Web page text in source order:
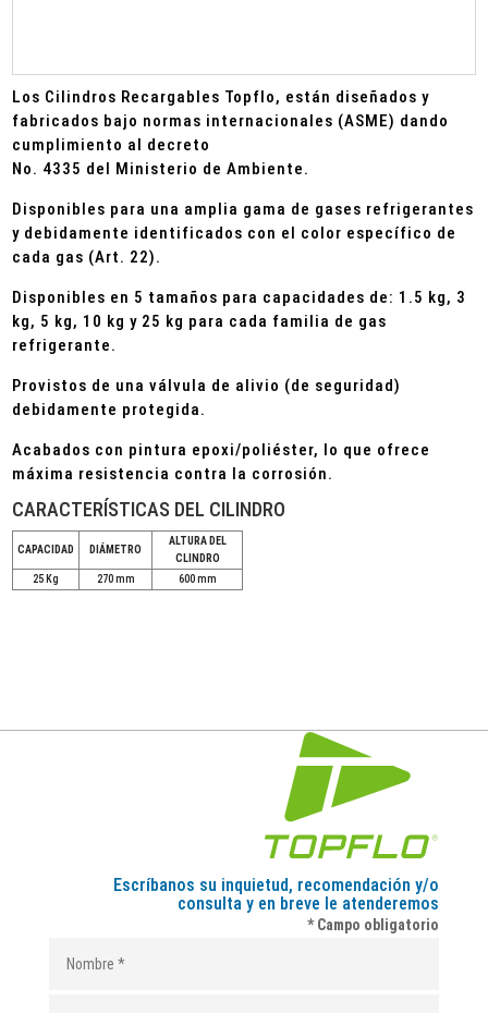
Los Cilindros Recargables Topflo, están diseñados y
fabricados bajo normas internacionales (ASME) dando
cumplimiento al decreto
No. 4335 del Ministerio de Ambiente.
Disponibles para una amplia gama de gases refrigerantes
y debidamente identificados con el color específico de
cada gas (Art. 22).
Disponibles en 5 tamaños para capacidades de: 1.5 kg, 3
kg, 5 kg, 10 kg y 25 kg para cada familia de gas
refrigerante.
Provistos de una válvula de alivio (de seguridad)
debidamente protegida.
Acabados con pintura epoxi/poliéster, lo que ofrece
máxima resistencia contra la corrosión.
CARACTERÍSTICAS DEL CILINDRO
CAPACIDAD DIÁMETRO
ALTURA DEL
CLINDRO
25 Kg
270 mm 600 mm
Escríbanos su inquietud, recomendación y/o
consulta y en breve le atenderemos
* Campo obligatorio